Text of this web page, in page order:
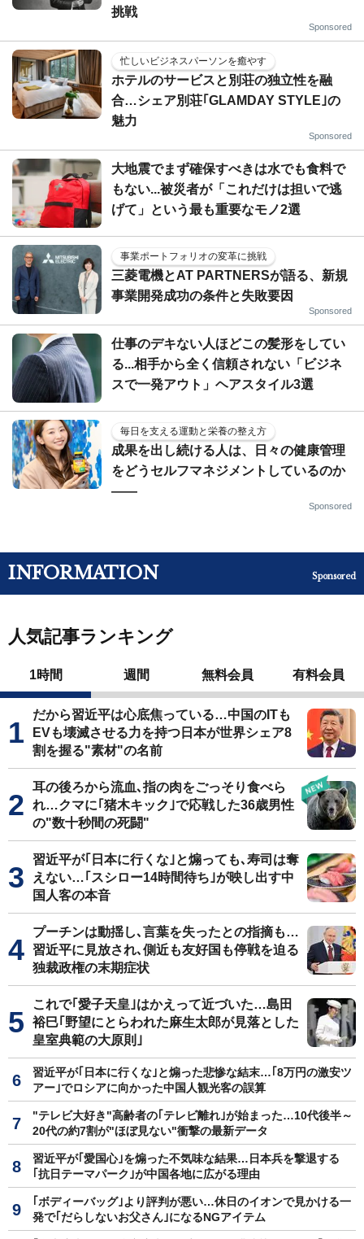
挑戦
Sponsored
忙しいビジネスパーソンを癒やす
ホテルのサービスと別荘の独立性を融
合…シェア別荘｢GLAMDAY STYLE｣の
魅力
Sponsored
大地震でまず確保すべきは水でも食料で
もない...被災者が「これだけは担いで逃
げて」という最も重要なモノ2選
事業ポートフォリオの変革に挑戦
三菱電機とAT PARTNERSが語る、新規
事業開発成功の条件と失敗要因
Sponsored
仕事のデキない人ほどこの髪形をしてい
る...相手から全く信頼されない「ビジネ
スで一発アウト」ヘアスタイル3選
毎日を支える運動と栄養の整え方
成果を出し続ける人は、日々の健康管理
をどうセルフマネジメントしているのか
——
Sponsored
INFORMATION Sponsored
人気記事ランキング
1時間 週間 無料会員 有料会員
だから習近平は心底焦っている…中国のITも
EVも壊滅させる力を持つ日本が世界シェア8
割を握る"素材"の名前
耳の後ろから流血､指の肉をごっそり食べら
れ…クマに｢猪木キック｣で応戦した36歳男性
の"数十秒間の死闘"
習近平が｢日本に行くな｣と煽っても､寿司は奪
えない…｢スシロー14時間待ち｣が映し出す中
国人客の本音
プーチンは動揺し､言葉を失ったとの指摘も…
習近平に見放され､側近も友好国も停戦を迫る
独裁政権の末期症状
これで｢愛子天皇｣はかえって近づいた…島田
裕巳｢野望にとらわれた麻生太郎が見落とした
皇室典範の大原則｣
習近平が｢日本に行くな｣と煽った悲惨な結末…｢8万円の激安ツ
アー｣でロシアに向かった中国人観光客の誤算
"テレビ大好き"高齢者の｢テレビ離れ｣が始まった…10代後半～
20代の約7割が"ほぼ見ない"衝撃の最新データ
習近平が｢愛国心｣を煽った不気味な結果…日本兵を撃退する
｢抗日テーマパーク｣が中国各地に広がる理由
｢ボディーバッグ｣より評判が悪い…休日のイオンで見かける一
発で｢だらしないお父さん｣になるNGアイテム